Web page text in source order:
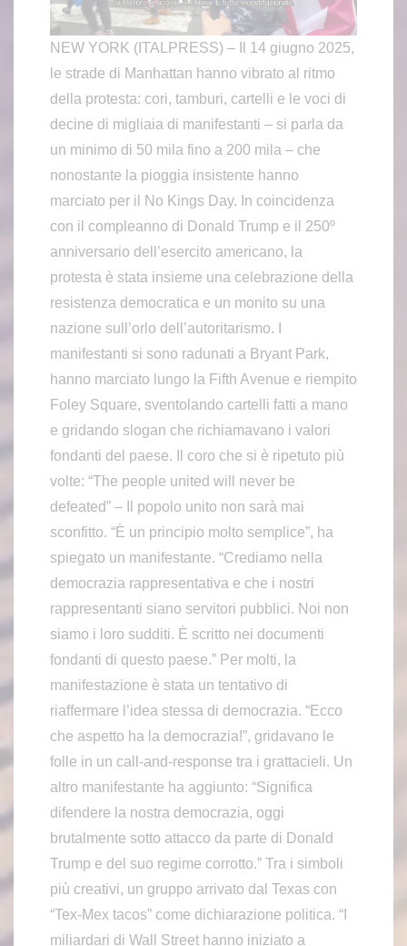
NEW YORK (ITALPRESS) – Il 14 giugno 2025,
le strade di Manhattan hanno vibrato al ritmo
della protesta: cori, tamburi, cartelli e le voci di
decine di migliaia di manifestanti – si parla da
un minimo di 50 mila fino a 200 mila – che
nonostante la pioggia insistente hanno
marciato per il No Kings Day. In coincidenza
con il compleanno di Donald Trump e il 250º
anniversario dell’esercito americano, la
protesta è stata insieme una celebrazione della
resistenza democratica e un monito su una
nazione sull’orlo dell’autoritarismo. I
manifestanti si sono radunati a Bryant Park,
hanno marciato lungo la Fifth Avenue e riempito
Foley Square, sventolando cartelli fatti a mano
e gridando slogan che richiamavano i valori
fondanti del paese. Il coro che si è ripetuto più
volte: “The people united will never be
defeated” – Il popolo unito non sarà mai
sconfitto. “È un principio molto semplice”, ha
spiegato un manifestante. “Crediamo nella
democrazia rappresentativa e che i nostri
rappresentanti siano servitori pubblici. Noi non
siamo i loro sudditi. È scritto nei documenti
fondanti di questo paese.” Per molti, la
manifestazione è stata un tentativo di
riaffermare l’idea stessa di democrazia. “Ecco
che aspetto ha la democrazia!”, gridavano le
folle in un call-and-response tra i grattacieli. Un
altro manifestante ha aggiunto: “Significa
difendere la nostra democrazia, oggi
brutalmente sotto attacco da parte di Donald
Trump e del suo regime corrotto.” Tra i simboli
più creativi, un gruppo arrivato dal Texas con
“Tex-Mex tacos” come dichiarazione politica. “I
miliardari di Wall Street hanno iniziato a